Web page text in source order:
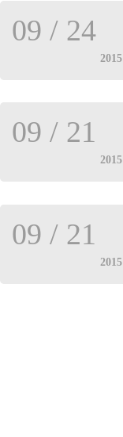
2015
09 / 24
2015
09 / 21
2015
09 / 21